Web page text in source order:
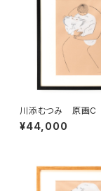
川添むつみ 原画C 「
装込み、直筆サイン入
¥44,000